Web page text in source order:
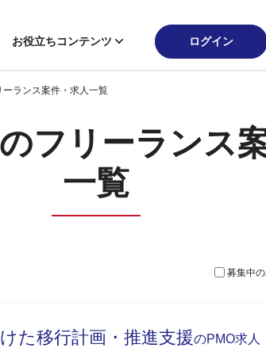
お役立ちコンテンツ ログイン
ランス案件・求人一覧
フリーランス
一覧
募集中
た移行計画・推進支援のPMO求人